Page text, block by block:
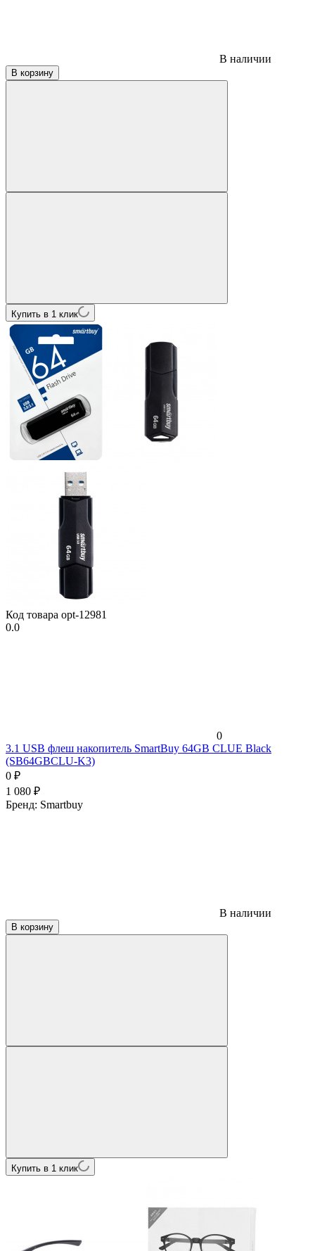
В наличии
В корзину
Купить в 1 клик
Код товара opt-12981
0.0
0
3.1 USB флеш накопитель SmartBuy 64GB CLUE Black
(SB64GBCLU-K3)
0 ₽
1 080 ₽
Бренд: Smartbuy
В наличии
В корзину
Купить в 1 клик